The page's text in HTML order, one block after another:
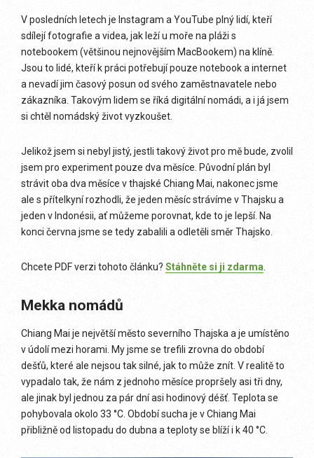
V posledních letech je Instagram a YouTube plný lidí, kteří
sdílejí fotografie a videa, jak leží u moře na pláži s
notebookem (většinou nejnovějším MacBookem) na klíně.
Jsou to lidé, kteří k práci potřebují pouze notebook a internet
a nevadí jim časový posun od svého zaměstnavatele nebo
zákazníka. Takovým lidem se říká digitální nomádi, a i já jsem
si chtěl nomádský život vyzkoušet.
Jelikož jsem si nebyl jistý, jestli takový život pro mě bude, zvolil
jsem pro experiment pouze dva měsíce. Původní plán byl
strávit oba dva měsíce v thajské Chiang Mai, nakonec jsme
ale s přítelkyní rozhodli, že jeden měsíc strávíme v Thajsku a
jeden v Indonésii, ať můžeme porovnat, kde to je lepší. Na
konci června jsme se tedy zabalili a odletěli směr Thajsko.
Chcete PDF verzi tohoto článku? Stáhněte si ji zdarma
Mekka nomádů
Chiang Mai je největší město severního Thajska a je umístěno
v údolí mezi horami. My jsme se trefili zrovna do období
dešťů, které ale nejsou tak silné, jak to může znít. V realitě to
vypadalo tak, že nám z jednoho měsíce propršely asi tři dny,
ale jinak byl jednou za pár dní asi hodinový déšť. Teplota se
pohybovala okolo 33 °C. Období sucha je v Chiang Mai
přibližně od listopadu do dubna a teploty se blíží i k 40 °C.